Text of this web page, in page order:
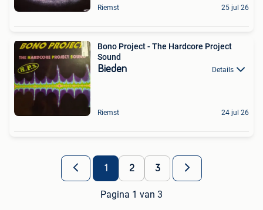
Riemst 25 jul 26
Bono Project - The Hardcore Project
Sound
Bieden Details
Riemst 24 jul 26
1 2 3
Pagina 1 van 3